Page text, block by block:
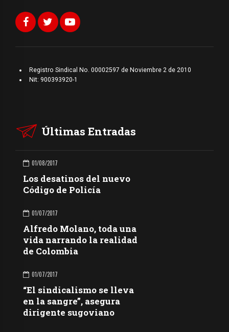
Registro Sindical No. 00002597 de Noviembre 2 de 2010
Nit: 900393920-1
Últimas Entradas
01/08/2017
Los desatinos del nuevo
Código de Policía
01/07/2017
Alfredo Molano, toda una
vida narrando la realidad
de Colombia
01/07/2017
“El sindicalismo se lleva
en la sangre”, asegura
dirigente sugoviano